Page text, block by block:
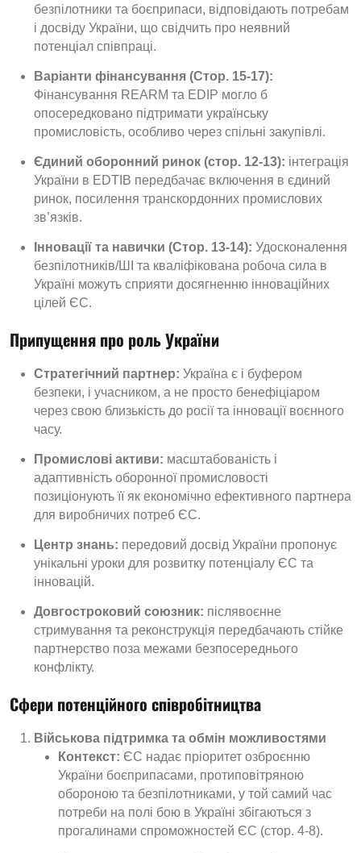
безпілотники та боєприпаси, відповідають потребам
і досвіду України, що свідчить про неявний
потенціал співпраці.
Варіанти фінансування (Стор. 15-17):
Фінансування REARM та EDIP могло б
опосередковано підтримати українську
промисловість, особливо через спільні закупівлі.
Єдиний оборонний ринок (стор. 12-13): інтеграція
України в EDTIB передбачає включення в єдиний
ринок, посилення транскордонних промислових
зв’язків.
Інновації та навички (Стор. 13-14): Удосконалення
безпілотників/ШІ та кваліфікована робоча сила в
Україні можуть сприяти досягненню інноваційних
цілей ЄС.
Припущення про роль України
Стратегічний партнер: Україна є і буфером
безпеки, і учасником, а не просто бенефіціаром
через свою близькість до росії та інновації воєнного
часу.
Промислові активи: масштабованість і
адаптивність оборонної промисловості
позиціонують її як економічно ефективного партнера
для виробничих потреб ЄС.
Центр знань: передовий досвід України пропонує
унікальні уроки для розвитку потенціалу ЄС та
інновацій.
Довгостроковий союзник: післявоєнне
стримування та реконструкція передбачають стійке
партнерство поза межами безпосереднього
конфлікту.
Сфери потенційного співробітництва
Військова підтримка та обмін можливостями
Контекст: ЄС надає пріоритет озброєнню
України боєприпасами, протиповітряною
обороною та безпілотниками, у той самий час
потреби на полі бою в Україні збігаються з
прогалинами спроможностей ЄС (стор. 4-8).